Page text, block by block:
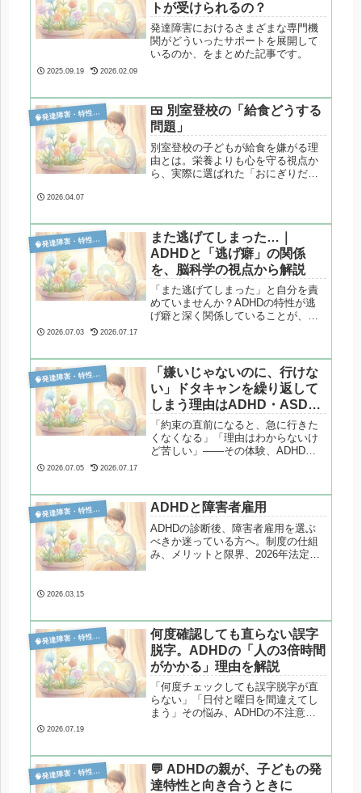
トが受けられるの？
発達障害におけるさまざまな専門機
関がどういったサポートを展開して
いるのか、をまとめた記事です。
2025.09.19 2026.02.09

発達障害・特性分析
🍱 別室登校の「給食どうする
問題」
別室登校の子どもが給食を嫌がる理
由とは。栄養よりも心を守る視点か
ら、実際に選ばれた「おにぎりだ
2026.04.07

発達障害・特性分析
また逃げてしまった…｜
ADHDと「逃げ癖」の関係
を、脳科学の視点から解説
「また逃げてしまった」と自分を責
めていませんか？ADHDの特性が逃
げ癖と深く関係していることが、脳
ヒントをわかりやすく解説します。
2026.07.03 2026.07.17

発達障害・特性分析
「嫌いじゃないのに、行けな
い」ドタキャンを繰り返して
しまう理由はADHD・ASDの
特性にあった
「約束の直前になると、急に行きた
くなくなる」「理由はわからないけ
ど苦しい」——その体験、ADHD・
の問題など、ドタキャンの背景にあ
る脳の特性をわかりやすく解説しま
す。
2026.07.05 2026.07.17

発達障害・特性分析 ADHDと障害者雇用
ADHDの診断後、障害者雇用を選ぶ
べきか迷っている方へ。制度の仕組
み、メリットと限界、2026年法定雇
2026.03.15

発達障害・特性分析
何度確認しても直らない誤字
脱字。ADHDの「人の3倍時間
がかかる」理由を解説
「何度チェックしても誤字脱字が直
らない」「日付と曜日を間違えてし
まう」その悩み、ADHDの不注意特
難しさなど、ミスが起きるメカニズ
ムと現実的な対処法を解説します。
2026.07.19

発達障害・特性分析
💬 ADHDの親が、子どもの発
達特性と向き合うときに